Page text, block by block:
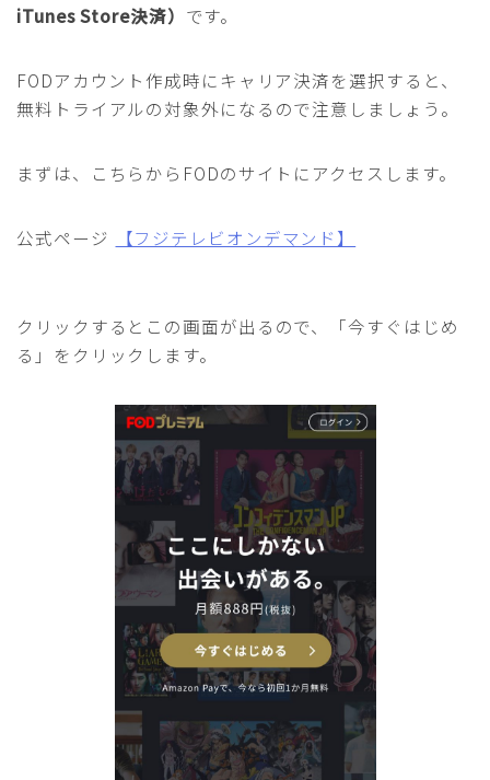
iTunes Store決済） です。
FODアカウント作成時にキャリア決済を選択すると、
無料トライアルの対象外になるので注意しましょう。
まずは、こちらからFODのサイトにアクセスします。
公式ページ 【フジテレビオンデマンド】
クリックするとこの画面が出るので、「今すぐはじめ
る」をクリックします。